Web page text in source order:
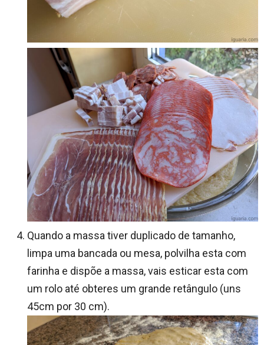
Quando a massa tiver duplicado de tamanho,
limpa uma bancada ou mesa, polvilha esta com
farinha e dispõe a massa, vais esticar esta com
um rolo até obteres um grande retângulo (uns
45cm por 30 cm).